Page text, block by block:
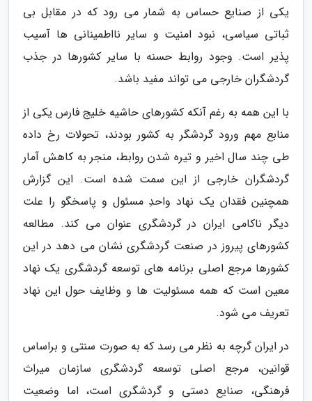
یکی از صنایع حساس به شمار می رود که در مقابل بی
ثباتی سیاسی، نبود امنیت و سایر نااطمینانی ها آسیب
پذیر است. وجود روابط حسنه با سایر کشورها در جذب
گردشگران خارجی می تواند مفید باشد.
با این همه به رغم آنکه کشورهای حاشیه خلیج فارس یکی از
منابع مهم ورود گردشگر به کشور بودند، تحولات رخ داده
طی چند سال اخیر و تیره شدن روابط، منجر به کاهش آمار
گردشگران خارجی از این سمت شده است. این گزارش
همچنین فقدان یک نهاد واحدِ مسئول و پاسخگو را علت
دیگر ناکامی ایران در گردشگری عنوان می کند. مطالعه
کشورهای پیروز در صنعت گردشگری نشان می دهد در این
کشورها مرجع اصلی برنامه های توسعه گردشگری یک نهاد
معین است که همه مسئولیت ها و وظایف حول این نهاد
تعریف می شود.
در ایران گرچه به نظر می رسد که به صورت سنتی و براساس
قوانین، مرجع اصلی توسعه گردشگری سازمان میراث
فرهنگی، صنایع دستی و گردشگری است، اما وضعیت